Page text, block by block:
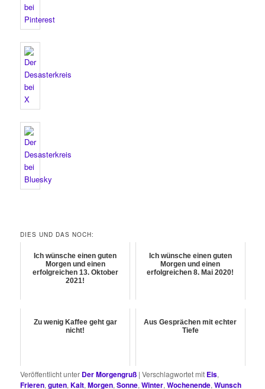
DIES UND DAS NOCH:
Ich wünsche einen guten
Morgen und einen
erfolgreichen 13. Oktober
2021!
Ich wünsche einen guten
Morgen und einen
erfolgreichen 8. Mai 2020!
Zu wenig Kaffee geht gar
nicht!
Aus Gesprächen mit echter
Tiefe
Veröffentlicht unter Der Morgengruß |Verschlagwortet mit Eis,
Frieren,guten,Kalt,Morgen,Sonne,Winter,Wochenende,Wunsch